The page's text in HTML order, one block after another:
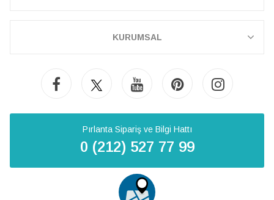
KURUMSAL
Pırlanta Sipariş ve Bilgi Hattı
0 (212) 527 77 99